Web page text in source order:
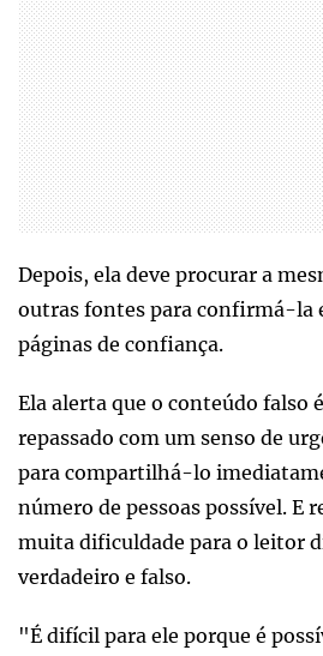
Depois, ela deve procurar a
outras fontes para confirmá-la
páginas de confiança.
Ela alerta que o conteúdo falso
repassado com um senso de
para compartilhá-lo
número de pessoas possível. E
muita dificuldade para o leitor
verdadeiro e falso.
"É difícil para ele porque é